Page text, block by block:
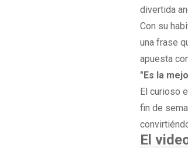
divertida
Con su
una frase
apuesta
"Es la
El curioso
fin de
El